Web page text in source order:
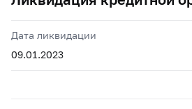
Дата ликвидации
09.01.2023